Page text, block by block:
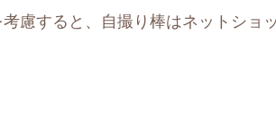
慮すると、自撮り棒はネットショ